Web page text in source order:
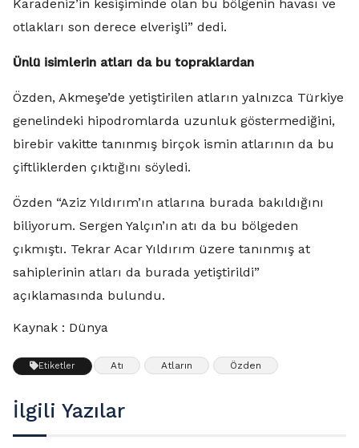
Karadeniz’in kesişiminde olan bu bölgenin havası ve
otlakları son derece elverişli” dedi.
Ünlü isimlerin atları da bu topraklardan
Özden, Akmeşe’de yetiştirilen atların yalnızca Türkiye
genelindeki hipodromlarda uzunluk göstermediğini,
birebir vakitte tanınmış birçok ismin atlarının da bu
çiftliklerden çıktığını söyledi.
Özden “Aziz Yıldırım’ın atlarına burada bakıldığını
biliyorum. Sergen Yalçın’ın atı da bu bölgeden
çıkmıştı. Tekrar Acar Yıldırım üzere tanınmış at
sahiplerinin atları da burada yetiştirildi”
açıklamasında bulundu.
Kaynak : Dünya
Etiketler Atı Atların Özden
İlgili Yazılar